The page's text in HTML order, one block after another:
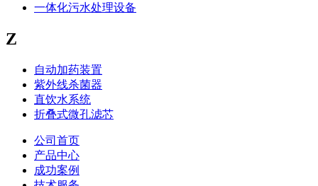
一体化污水处理设备
Z
自动加药装置
紫外线杀菌器
直饮水系统
折叠式微孔滤芯
公司首页
产品中心
成功案例